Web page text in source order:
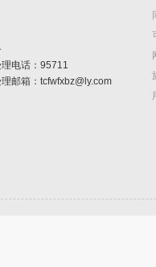
理电话：95711
邮箱：tcfwfxbz@ly.com